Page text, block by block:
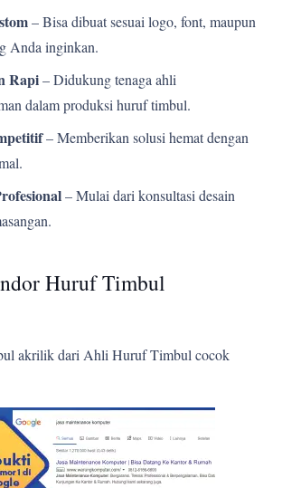
– Bisa dibuat sesuai logo, font, maupun
Anda inginkan.
Rapi– Didukung tenaga ahli
dalam produksi huruf timbul.
– Memberikan solusi hemat dengan
– Mulai dari konsultasi desain
Huruf Timbul
akrilik dari Ahli Huruf Timbul cocok